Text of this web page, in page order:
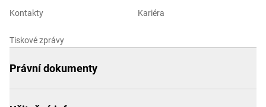
Kontakty
Tiskové zprávy
Kariéra
Právní dokumenty